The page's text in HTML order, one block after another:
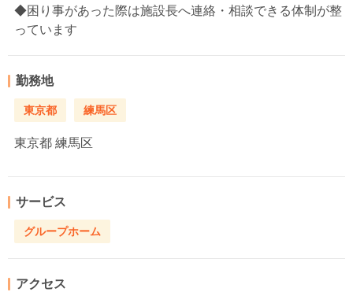
◆困り事があった際は施設長へ連絡・相談できる体制が整
っています
勤務地
東京都 練馬区
東京都 練馬区
サービス
グループホーム
アクセス